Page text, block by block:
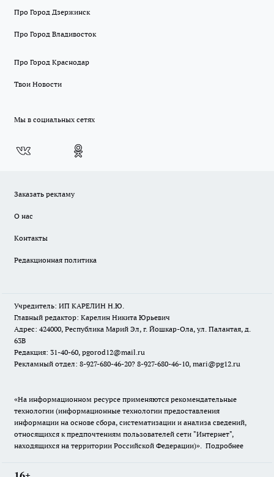
Про Город Дзержинск
Про Город Владивосток
Про Город Краснодар
Твои Новости
Мы в социальных сетях
Заказать рекламу
О нас
Контакты
Редакционная политика
Учредитель: ИП КАРЕЛИН Н.Ю.
Главный редактор: Карелин Никита Юрьевич
Адрес: 424000, Республика Марий Эл, г. Йошкар-Ола, ул. Палантая, д.
63В
Редакция: 31-40-60, pgorod12@mail.ru
Рекламный отдел: 8-927-680-46-20? 8-927-680-46-10, mari@pg12.ru
«На информационном ресурсе применяются рекомендательные
технологии (информационные технологии предоставления
информации на основе сбора, систематизации и анализа сведений,
относящихся к предпочтениям пользователей сети "Интернет",
находящихся на территории Российской Федерации)». Подробнее